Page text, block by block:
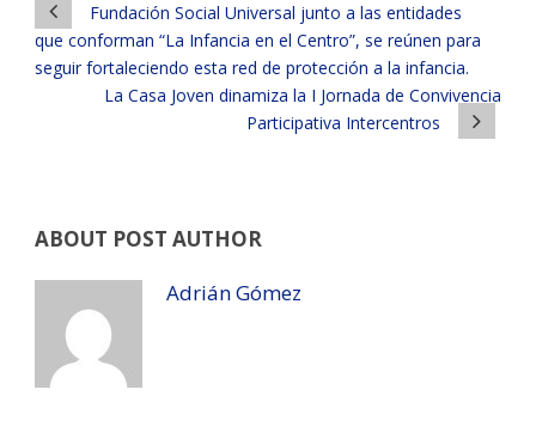
Fundación Social Universal junto a las entidades
que conforman “La Infancia en el Centro”, se reúnen para
seguir fortaleciendo esta red de protección a la infancia.
La Casa Joven dinamiza la I Jornada de Convivencia
Participativa Intercentros
ABOUT POST AUTHOR
Adrián Gómez